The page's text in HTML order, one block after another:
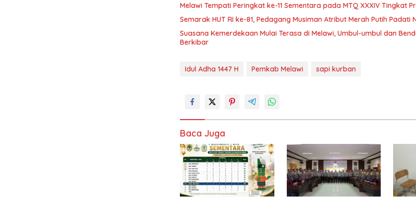
Melawi Tempati Peringkat ke-11 Sementara pada MTQ XXXIV Tingkat
Semarak HUT RI ke-81, Pedagang Musiman Atribut Merah Putih Padati
Suasana Kemerdekaan Mulai Terasa di Melawi, Umbul-umbul dan
Berkibar
Idul Adha 1447 H Pemkab Melawi sapi kurban
Baca Juga